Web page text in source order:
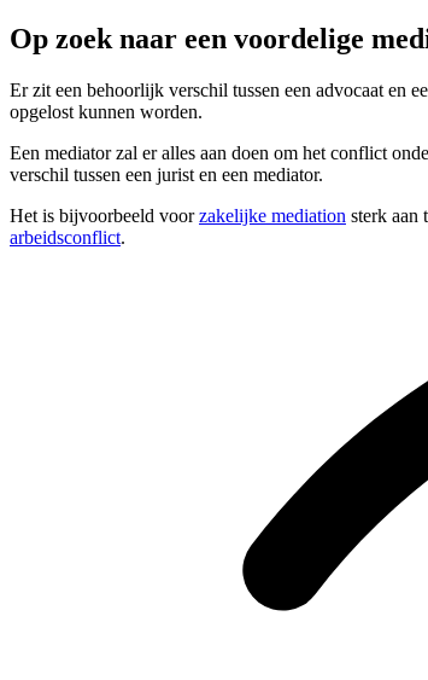
Op zoek naar een voordelige
Er zit een behoorlijk verschil tussen een advocaat en
opgelost kunnen worden.
Een mediator zal er alles aan doen om het conflict
verschil tussen een jurist en een mediator.
Het is bijvoorbeeld voorzakelijke mediation sterk aan
arbeidsconflict.